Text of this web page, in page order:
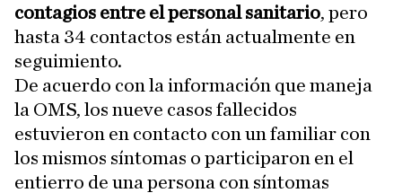
contagios entre el personal sanitario, pero
hasta 34 contactos están actualmente en
seguimiento.
De acuerdo con la información que maneja
la OMS, los nueve casos fallecidos
estuvieron en contacto con un familiar con
los mismos síntomas o participaron en el
entierro de una persona con síntomas